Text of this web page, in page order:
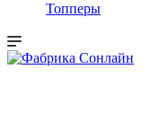
Топперы